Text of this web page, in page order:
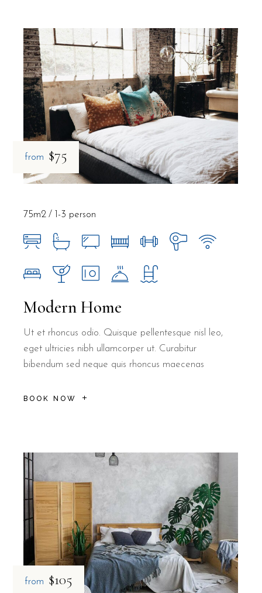
from $75
Modern Home
Ut et rhoncus odio. Quisque pellentesque nisl leo,
eget ultricies nibh ullamcorper ut. Curabitur
bibendum sed neque quis rhoncus maecenas
BOOK NOW
75m2 1-3 person
from $105